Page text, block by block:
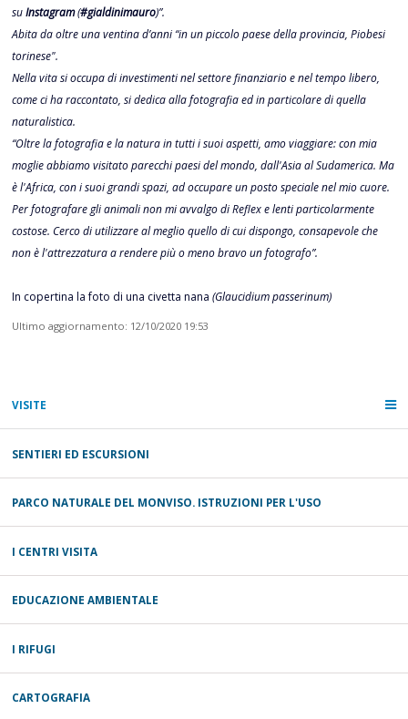
suInstagram(#gialdinimauro)”.
Abita da oltre una ventina d’anni “in un piccolo paese della provincia, Piobesi
torinese".
Nella vita si occupa di investimenti nel settore finanziario e nel tempo libero,
come ci ha raccontato, si dedica alla fotografia ed in particolare di quella
naturalistica.
“Oltre la fotografia e la natura in tutti i suoi aspetti, amo viaggiare: con mia
moglie abbiamo visitato parecchi paesi del mondo, dall'Asia al Sudamerica. Ma
è l'Africa, con i suoi grandi spazi, ad occupare un posto speciale nel mio cuore.
Per fotografare gli animali non mi avvalgo di Reflex e lenti particolarmente
costose. Cerco di utilizzare al meglio quello di cui dispongo, consapevole che
non è l'attrezzatura a rendere più o meno bravo un fotografo”.
In copertina la foto di una civetta nana (Glaucidium passerinum)
Ultimo aggiornamento: 12/10/2020 19:53
VISITE
SENTIERI ED ESCURSIONI
PARCO NATURALE DEL MONVISO. ISTRUZIONI PER L'USO
I CENTRI VISITA
EDUCAZIONE AMBIENTALE
I RIFUGI
CARTOGRAFIA